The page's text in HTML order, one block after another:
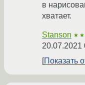
в
хватает.
Stanson
20.07.2021
Показать